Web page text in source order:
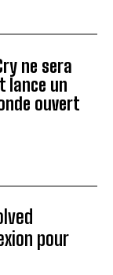
ne sera
lance un
ouvert
pour